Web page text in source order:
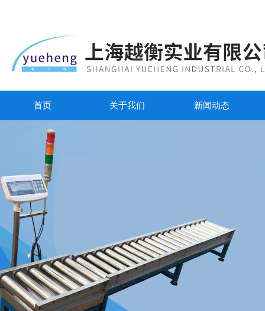
首页 关于我们 新闻动态